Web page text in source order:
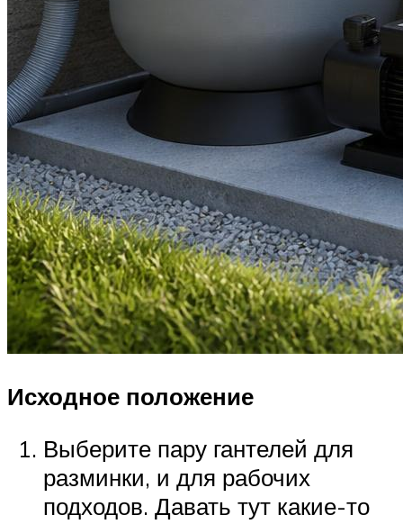
Исходное положение
Выберите пару гантелей для
разминки, и для рабочих
подходов. Давать тут какие-то